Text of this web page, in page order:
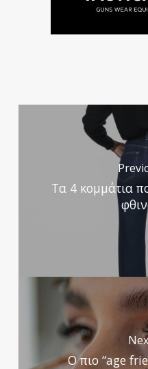
Τα 4 κομμάτια
O πιο “age